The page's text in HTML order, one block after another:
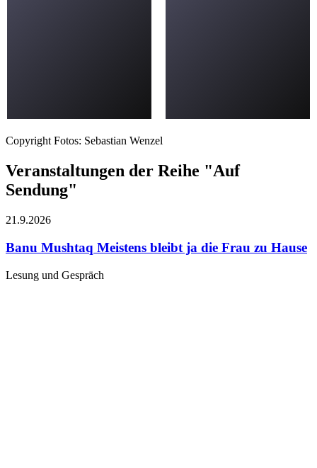
Copyright Fotos: Sebastian Wenzel
Veranstaltungen der Reihe "Auf
Sendung"
21.9.2026
Banu Mushtaq Meistens bleibt ja die Frau zu Hause
Lesung und Gespräch